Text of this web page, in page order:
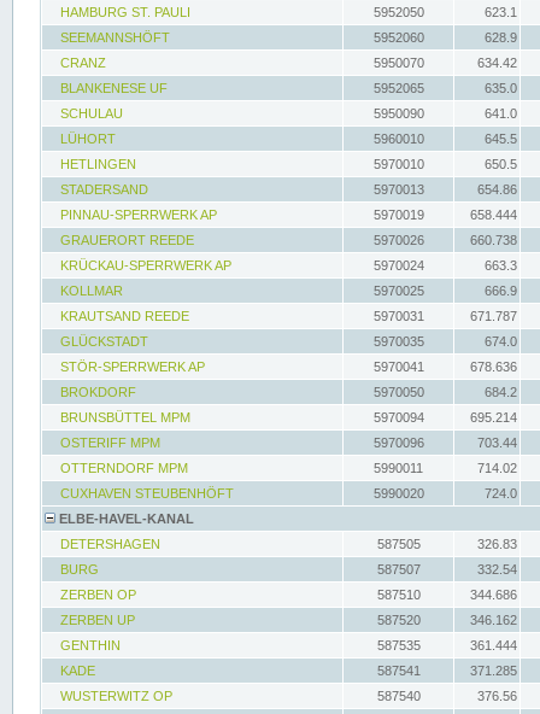
HAMBURG ST. PAULI
5952050
623.1
SEEMANNSHÖFT
5952060
628.9
CRANZ
5950070
634.42
BLANKENESE UF
5952065
635.0
SCHULAU
5950090
641.0
LÜHORT
5960010
645.5
HETLINGEN
5970010
650.5
STADERSAND
5970013
654.86
PINNAU-SPERRWERK AP
5970019
658.444
GRAUERORT REEDE
5970026
660.738
KRÜCKAU-SPERRWERK AP
5970024
663.3
KOLLMAR
5970025
666.9
KRAUTSAND REEDE
5970031
671.787
GLÜCKSTADT
5970035
674.0
STÖR-SPERRWERK AP
5970041
678.636
BROKDORF
5970050
684.2
BRUNSBÜTTEL MPM
5970094
695.214
OSTERIFF MPM
5970096
703.44
OTTERNDORF MPM
5990011
714.02
CUXHAVEN STEUBENHÖFT
5990020
724.0
ELBE-HAVEL-KANAL
DETERSHAGEN
587505
326.83
BURG
587507
332.54
ZERBEN OP
587510
344.686
ZERBEN UP
587520
346.162
GENTHIN
587535
361.444
KADE
587541
371.285
WUSTERWITZ OP
587540
376.56